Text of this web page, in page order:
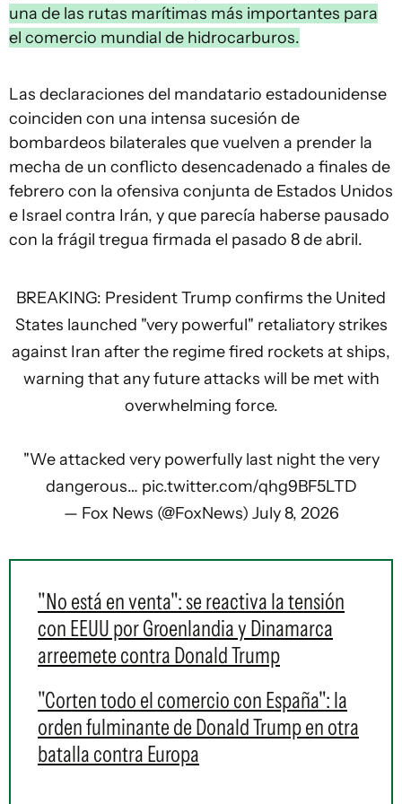
una de las rutas marítimas más importantes para
el comercio mundial de hidrocarburos.
Las declaraciones del mandatario estadounidense
coinciden con una intensa sucesión de
bombardeos bilaterales que vuelven a prender la
mecha de un conflicto desencadenado a finales de
febrero con la ofensiva conjunta de Estados Unidos
e Israel contra Irán, y que parecía haberse pausado
con la frágil tregua firmada el pasado 8 de abril.
BREAKING: President Trump confirms the United
States launched "very powerful" retaliatory strikes
against Iran after the regime fired rockets at ships,
warning that any future attacks will be met with
overwhelming force.
"We attacked very powerfully last night the very
dangerous… pic.twitter.com/qhg9BF5LTD
— Fox News (@FoxNews) July 8, 2026
"No está en venta": se reactiva la tensión
con EEUU por Groenlandia y Dinamarca
arreemete contra Donald Trump
"Corten todo el comercio con España": la
orden fulminante de Donald Trump en otra
batalla contra Europa